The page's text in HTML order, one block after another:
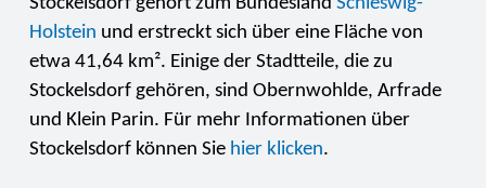
Holstein und erstreckt sich über eine Fläche von
etwa 41,64 km². Einige der Stadtteile, die zu
Stockelsdorf gehören, sind Obernwohlde, Arfrade
und Klein Parin. Für mehr Informationen über
Stockelsdorf können Sie hier klicken.